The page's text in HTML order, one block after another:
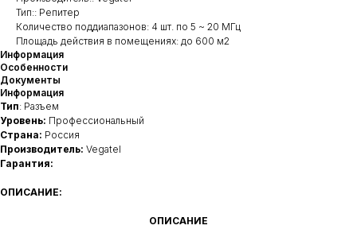
Тип:: Репитер
Количество поддиапазонов: 4 шт. по 5 ~ 20 МГц
Площадь действия в помещениях: до 600 м2
Информация
Особенности
Документы
Информация
Тип: Разъем
Уровень: Профессиональный
Страна: Россия
Производитель: Vegatel
Гарантия:
ОПИСАНИЕ:
ОПИСАНИЕ